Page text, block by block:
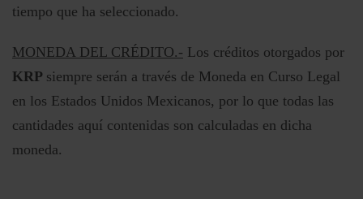
tiempo que ha seleccionado.
MONEDA DEL CRÉDITO.- Los créditos otorgados por
KRP siempre serán a través de Moneda en Curso Legal
en los Estados Unidos Mexicanos, por lo que todas las
cantidades aquí contenidas son calculadas en dicha
moneda.